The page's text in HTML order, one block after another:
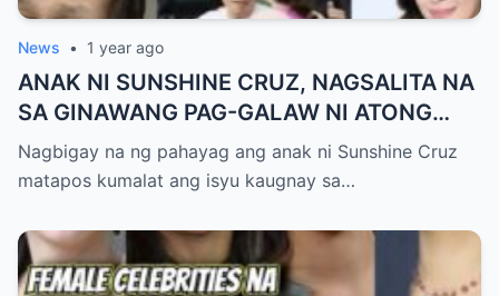
News • 1 year ago
ANAK NI SUNSHINE CRUZ, NAGSALITA NA
SA GINAWANG PAG-GALAW NI ATONG
ANG SA KANIYA!
Nagbigay na ng pahayag ang anak ni Sunshine Cruz
matapos kumalat ang isyu kaugnay sa…